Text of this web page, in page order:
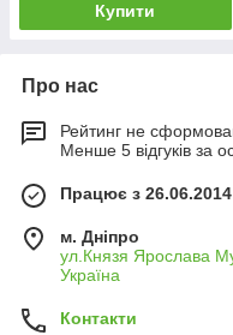
Купити
Про нас
Рейтинг не
Менше 5 відгуків за
Працює з 26.06.2014
м. Дніпро
ул.Князя Ярослава
Україна
Контакти